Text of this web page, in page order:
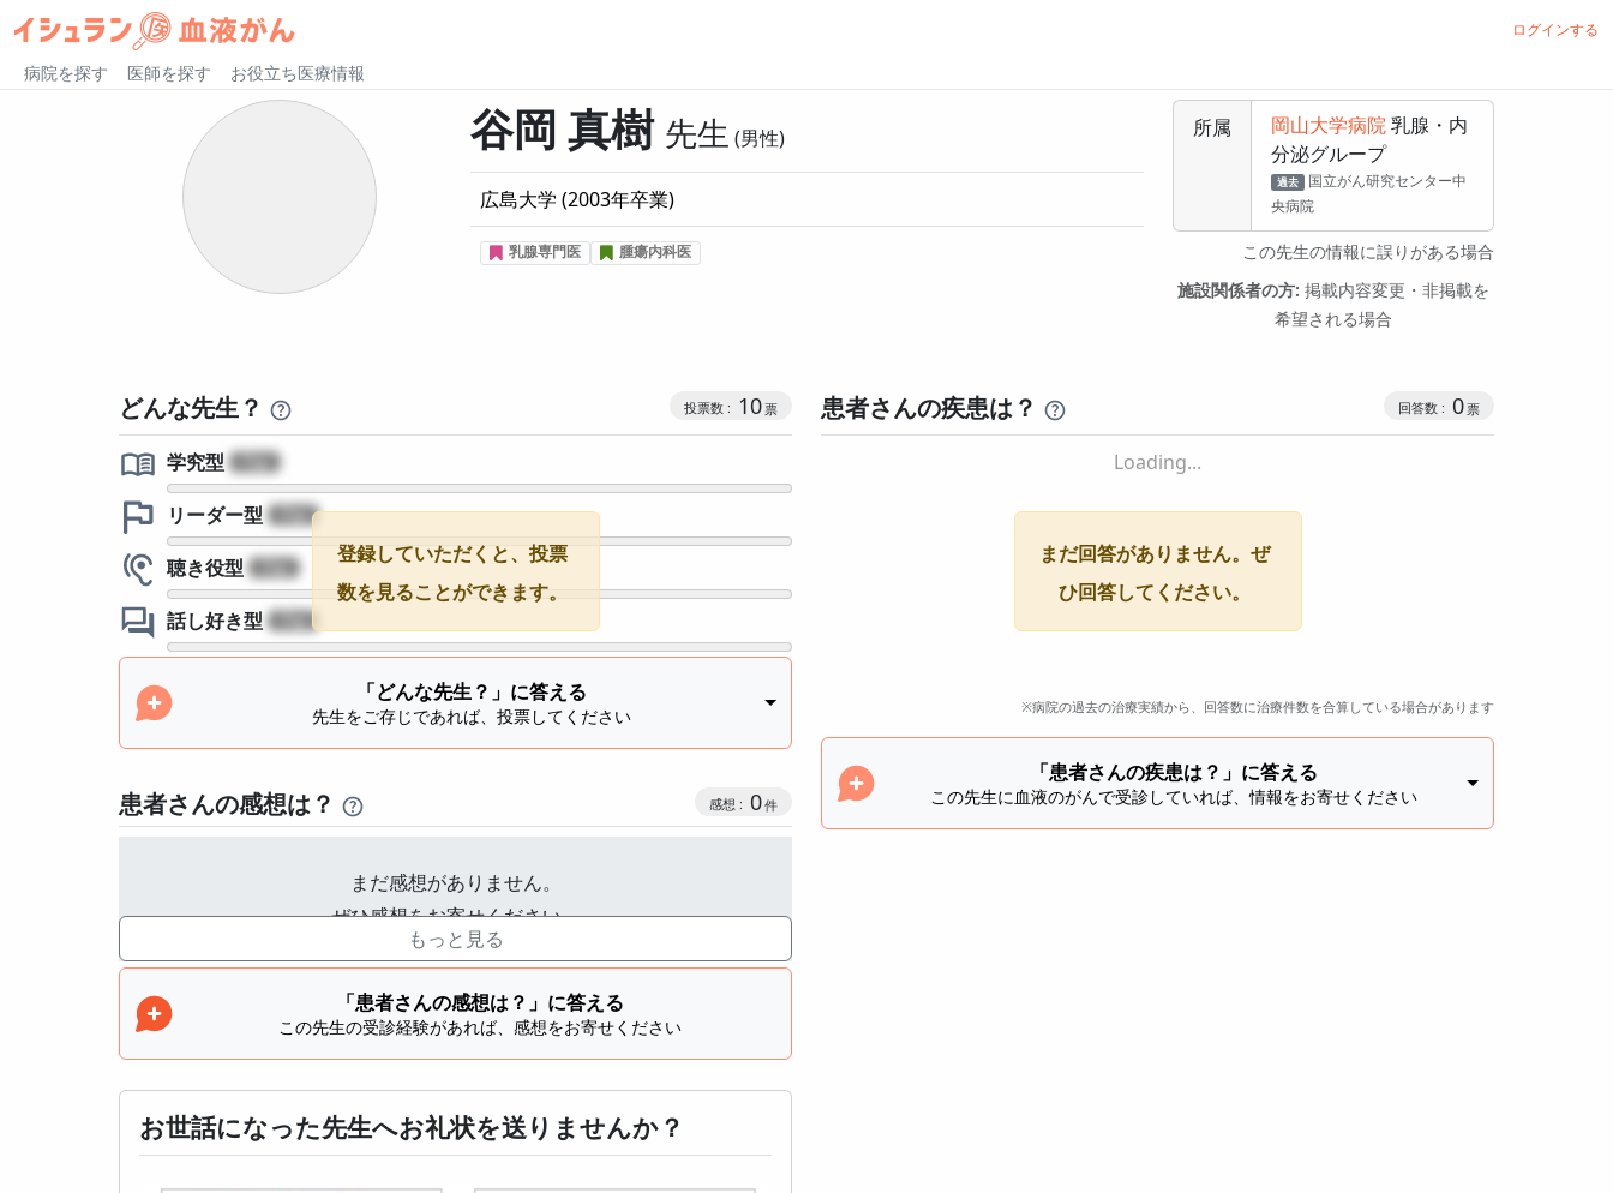
ログインする
病院を探す 医師を探す お役立ち医療情報
谷岡 真樹 先生 男性
広島大学 (2003年卒業)
乳腺専門医 腫瘍内科医
所属 岡山大学病院 乳腺・内
分泌グループ
過去
国立がん研究センター中
央病院
この先生の情報に誤りがある場合
施設関係者の方: 掲載内容変更・非掲載を
希望される場合
どんな先生？ コミュニケーション・タイプ投票数
10
学究型
?
リーダー型
?
聴き役型
?
話し好き型
?
「どんな先生？」に答える
先生をご存じであれば、投票してください
登録していただくと、投票
数を見ることができます。
患者さんの疾患は？ 0
Loading...
※病院の過去の治療実績から、回答数に治療件数を合算している場合があります
「患者さんの疾患は？」に答える
この先生に血液のがんで受診していれば、情報をお寄せください
まだ回答がありません。ぜ
ひ回答してください。
患者さんの感想は？ 感想投稿数
0
まだ感想がありません。
ぜひ感想をお寄せください。
もっと見る
「患者さんの感想は？」に答える
この先生の受診経験があれば、感想をお寄せください
お世話になった先生へお礼状を送りませんか？